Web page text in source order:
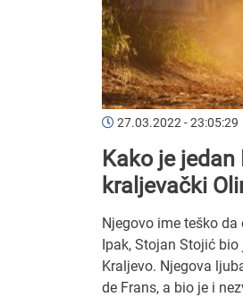
27.03.2022 - 23:05:29
Kako je
kraljevački
Njegovo ime teško
Ipak, Stojan Stojić
Kraljevo. Njegova
de Frans, a bio je i